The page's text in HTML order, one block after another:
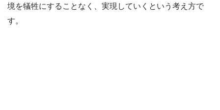
境を犠牲にすることなく、実現していくという考え方で
す。